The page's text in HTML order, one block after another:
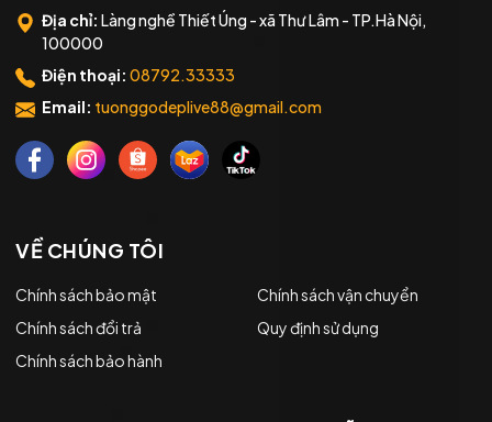
Địa chỉ: Làng nghề Thiết Úng - xã Thư Lâm - TP.Hà Nội,
100000
Điện thoại: 08792.33333
Email: tuonggodeplive88@gmail.com
VỀ CHÚNG TÔI
Chính sách bảo mật
Chính sách vận chuyển
Chính sách đổi trả
Quy định sử dụng
Chính sách bảo hành